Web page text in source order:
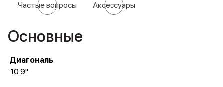
Частые вопросы Аксессуары
Основные
Диагональ
10.9"